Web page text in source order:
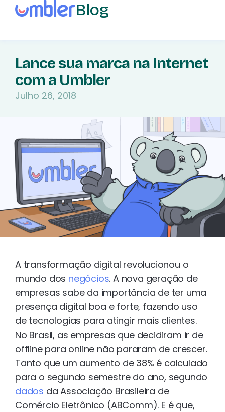
Blog
Lance sua marca na Internet
com a Umbler
Julho 26, 2018
A transformação digital revolucionou o
mundo dos negócios. A nova geração de
empresas sabe da importância de ter uma
presença digital boa e forte, fazendo uso
de tecnologias para atingir mais clientes.
No Brasil, as empresas que decidiram ir de
offline para online não pararam de crescer.
Tanto que um aumento de 38% é calculado
para o segundo semestre do ano, segundo
dados da Associação Brasileira de
Comércio Eletrônico (ABComm). E é que,